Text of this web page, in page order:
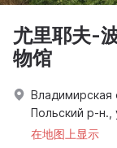
尤里耶夫-
物馆
Польский р-н.,
在地图上显示